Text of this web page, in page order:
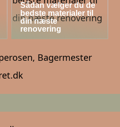
Sådan vælger du de
bedste materialer til
din næste
renovering
Bagermester